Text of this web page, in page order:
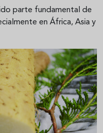
parte fundamental de
en África, Asia y